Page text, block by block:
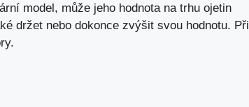
model, může jeho hodnota na trhu ojetin
držet nebo dokonce zvýšit svou hodnotu. Při